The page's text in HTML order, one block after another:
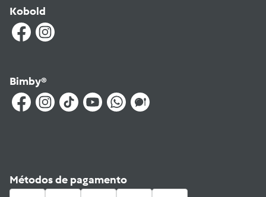
Kobold
Bimby®
Métodos de pagamento